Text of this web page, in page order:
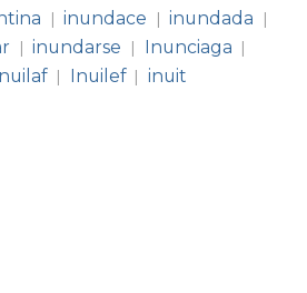
| inundace | inundada |
| inundarse | Inunciaga |
Inuilaf | Inuilef | inuit